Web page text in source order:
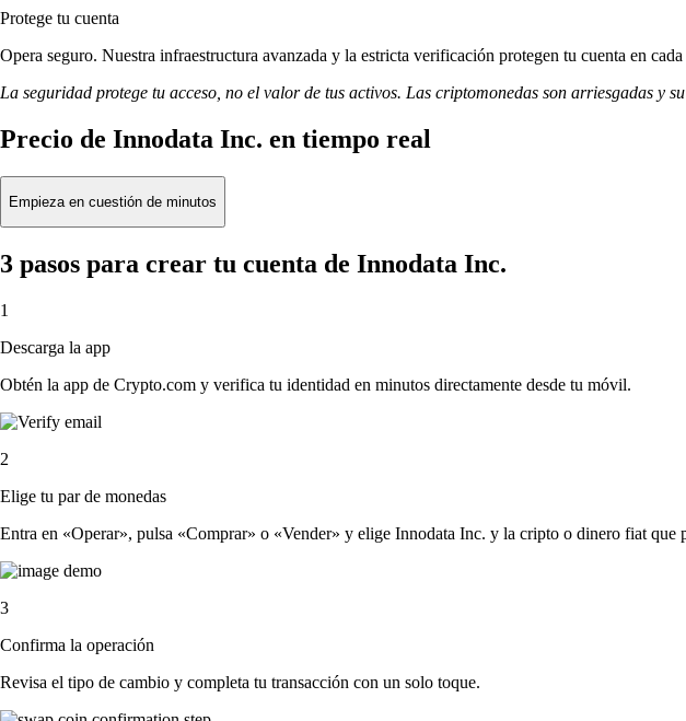
Protege tu cuenta
Opera seguro. Nuestra infraestructura avanzada y la estricta verificación protegen tu cuenta en
La seguridad protege tu acceso, no el valor de tus activos. Las criptomonedas son arriesgadas y
Precio de Innodata Inc. en tiempo real
Empieza en cuestión de minutos
3 pasos para crear tu cuenta de Innodata Inc.
1
Descarga la app
Obtén la app de Crypto.com y verifica tu identidad en minutos directamente desde tu móvil.
2
Elige tu par de monedas
Entra en «Operar», pulsa «Comprar» o «Vender» y elige Innodata Inc. y la cripto o dinero fiat que
3
Confirma la operación
Revisa el tipo de cambio y completa tu transacción con un solo toque.